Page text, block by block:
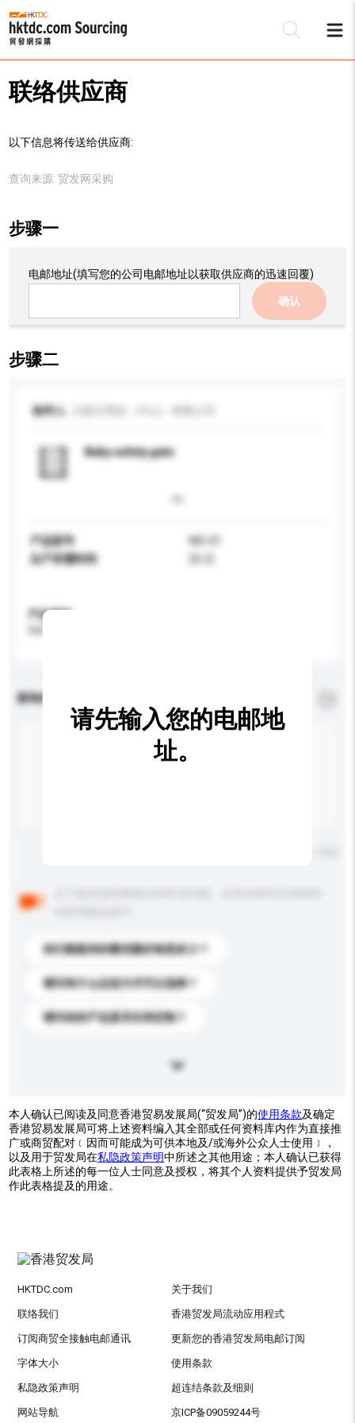
联络供应商
以下信息将传送给供应商:
查询来源: 贸发网采购
步骤一
电邮地址(填写您的公司电邮地址以获取供应商的迅速回覆)
确认
步骤二
收件人
Baby safety gate
产品型号
WG-01
生产所需时间
产品规格
查询内容
你们能提供的最优惠价格是多少？
请问有什么运送方式可以选择？
请问你的产品是否支持定制？
请先输入您的电邮地
址。
本人确认已阅读及同意香港贸易发展局(“贸发局”)的使用条款及确定
香港贸易发展局可将上述资料编入其全部或任何资料库内作为直接推
广或商贸配对﹝因而可能成为可供本地及/或海外公众人士使用﹞，
以及用于贸发局在私隐政策声明中所述之其他用途；本人确认已获得
此表格上所述的每一位人士同意及授权，将其个人资料提供予贸发局
作此表格提及的用途。
HKTDC.com 关于我们
联络我们 香港贸发局流动应用程式
订阅商贸全接触电邮通讯 更新您的香港贸发局电邮订阅
字体大小 使用条款
私隐政策声明 超连结条款及细则
网站导航 京ICP备09059244号